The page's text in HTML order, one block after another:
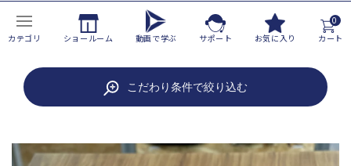
カテゴリ ショールーム 動画で学ぶ サポート お気に入り
0
カート
こだわり条件で絞り込む
商
に
ス